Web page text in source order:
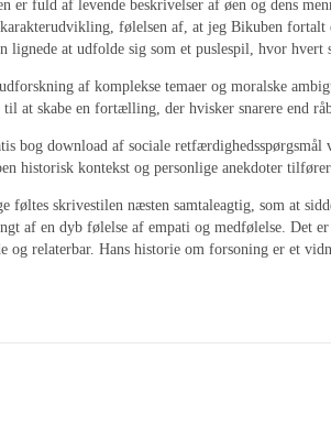
er fuld af levende beskrivelser af øen og dens
følelsen af, at jeg Bikuben
lignede at udfolde sig som et puslespil, hvor
af komplekse temaer og moralske
til at skabe en fortælling, der hvisker snarere end
bog download af sociale
historisk kontekst og personlige anekdoter
føltes skrivestilen næsten samtaleagtig, som at
af en dyb følelse af empati og medfølelse. Det
og relaterbar. Hans historie om forsoning er et